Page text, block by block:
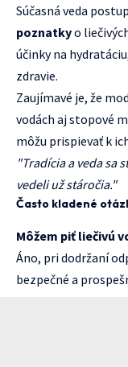
Súčasná veda
poznatkyo
účinky na
zdravie.
Zaujímavé je, že
vodách aj stopové
môžu prispievať k
"Tradícia a veda sa
vedeli už stáročia."
Často kladené
Môžem piť liečivú
Áno, pri dodržaní
bezpečné a